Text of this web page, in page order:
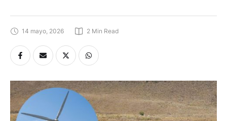
14 mayo, 2026 2 Min Read